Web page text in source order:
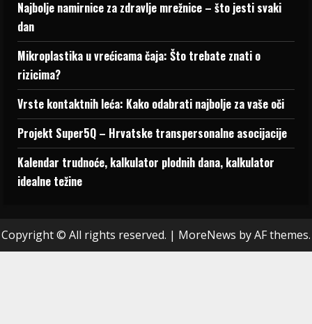
Najbolje namirnice za zdravlje mrežnice – što jesti svaki
dan
Mikroplastika u vrećicama čaja: Što trebate znati o
rizicima?
Vrste kontaktnih leća: Kako odabrati najbolje za vaše oči
Projekt Super5Q – Hrvatske transpersonalne asocijacije
Kalendar trudnoće, kalkulator plodnih dana, kalkulator
idealne težine
Copyright © All rights reserved. | MoreNews by AF themes.